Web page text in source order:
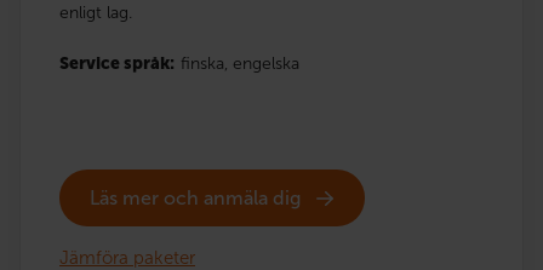
enligt lag.
Service språk: finska, engelska
Läs mer och anmäla dig
Jämföra paketer